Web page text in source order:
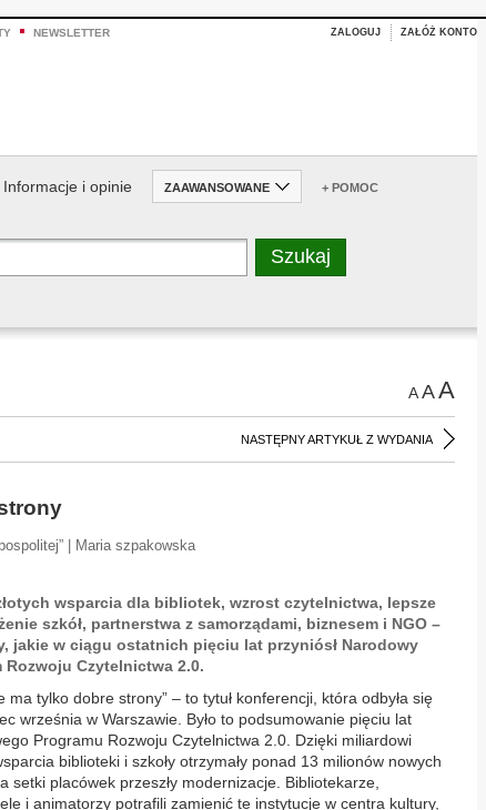
NEWSLETTER ZALOGUJ ZAŁÓŻ KONTO
Informacje i opinie ZAAWANSOWANE + POMOC
AAA
NASTĘPNY ARTYKUŁ Z WYDANIA
| Maria szpakowska
wsparcia dla bibliotek, wzrost czytelnictwa, lepsze
szkół, partnerstwa z samorządami, biznesem i NGO –
jakie w ciągu ostatnich pięciu lat przyniósł Narodowy
Rozwoju Czytelnictwa 2.0.
ma tylko dobre strony” – to tytuł konferencji, która odbyła się
września w Warszawie. Było to podsumowanie pięciu lat
Programu Rozwoju Czytelnictwa 2.0. Dzięki miliardowi
biblioteki i szkoły otrzymały ponad 13 milionów nowych
setki placówek przeszły modernizacje. Bibliotekarze,
i animatorzy potrafili zamienić te instytucje w centra kultury,